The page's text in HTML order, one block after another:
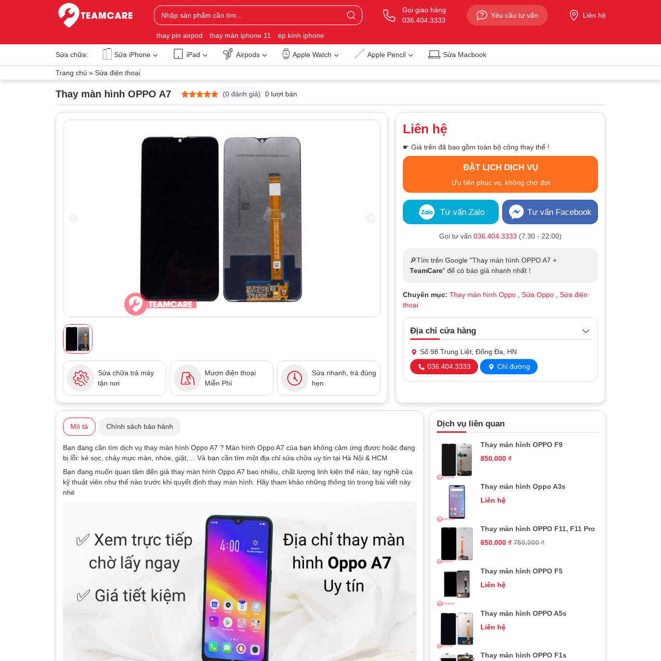
Gọi giao hàng
036.404.3333
Yêu cầu tư vấn Liên hệ
thay pin airpod thay màn iphone 11 ép kính iphone
Sửa chữa: Sửa iPhone iPad Airpods Apple Watch Apple Pencil Sửa Macbook
Trang chủ » Sửa điện thoại
Thay màn hình OPPO A7
5trên 5
dựa trên
0
đánh giá
(0 đánh giá) 0 lượt bán
Sửa chữa trả máy
tận nơi
Mượn điện thoại
Miễn Phí
Sửa nhanh, trả đúng
hẹn
Liên hệ
☛ Giá trên đã bao gồm toàn bộ công thay thế !
ĐẶT LỊCH DỊCH VỤ
Ưu tiên phục vụ, không chờ đợi
Tư vấn Zalo Tư vấn Facebook
Gọi tư vấn036.404.3333 (7:30 - 22:00)
🔎Tìm trên Google "Thay màn hình OPPO A7 +
TeamCare" để có báo giá nhanh nhất !
Chuyên mục: Thay màn hình Oppo ,Sửa Oppo ,Sửa điện
thoại
Địa chỉ cửa hàng
Số 98 Trung Liệt, Đống Đa, HN
036.404.3333
Chỉ đường
Mô tả Chính sách bảo hành
Bạn đang cần tìm dịch vụ thay màn hình Oppo A7 ? Màn hình Oppo A7 của bạn không cảm ứng được hoặc đang
bị lỗi: kẻ sọc, chảy mực màn, nhòe, giật,… Và bạn cần tìm một địa chỉ sửa chữa uy tín tại Hà Nội & HCM
Bạn đang muốn quan tâm đến giá thay màn hình Oppo A7 bao nhiêu, chất lượng linh kiện thế nào, tay nghề của
kỹ thuật viên như thế nào trước khi quyết định thay màn hình. Hãy tham khảo những thông tin trong bài viết này
nhé
Dịch vụ liên quan
Thay màn hình OPPO F9
850.000 ₫
Thay màn hình Oppo A3s
Liên hệ
Thay màn hình OPPO F11, F11 Pro
650.000 ₫ 750.000₫
Thay màn hình OPPO F5
Liên hệ
Thay màn hình OPPO A5s
Liên hệ
Thay màn hình OPPO F1s